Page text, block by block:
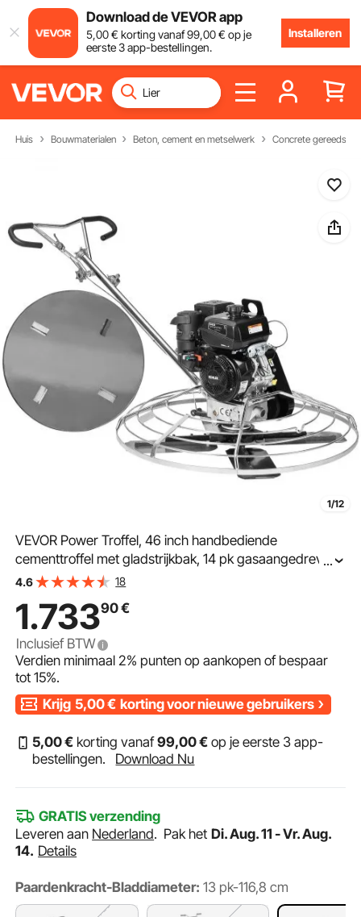
Download de VEVOR app
5,00€ korting vanaf99,00€ op je
eerste 3 app-bestellingen.
Installeren
Huis Bouwmaterialen Beton, cement en metselwerk Concrete
1/12
VEVOR Power Troffel, 46 inch handbediende
cementtroffel met gladstrijkbak, 14 pk gasaangedreven
oppervlaktegladmachine voor gladde
betoncement met gladstrijkblad, oranje
...
4.6 18
1.73390€
Inclusief BTW
Verdien minimaal2% punten op aankopen of bespaar
tot15%.
Krijg 5,00€ korting voor nieuwe gebruikers
5,00€ korting vanaf99,00€ op je eerste 3 app-
bestellingen.
Download Nu
GRATIS verzending
Leveren aan Nederland. Pak het Di. Aug. 11 - Vr. Aug.
14. Details
Paardenkracht-Bladdiameter: 13 pk-116,8 cm